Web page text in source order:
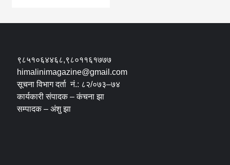
९८५१०६४४६८,९८०११६१७७७
himalinimagazine@gmail.com
सूचना विभाग दर्ता नं.: ८२/०७३–७४
कार्यकारी संपादक – कंचना झा
सम्पादक – अंशु झा